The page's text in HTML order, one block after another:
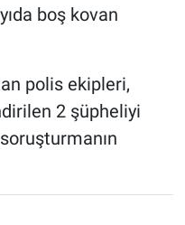
boş kovan
polis ekipleri,
2 şüpheliyi